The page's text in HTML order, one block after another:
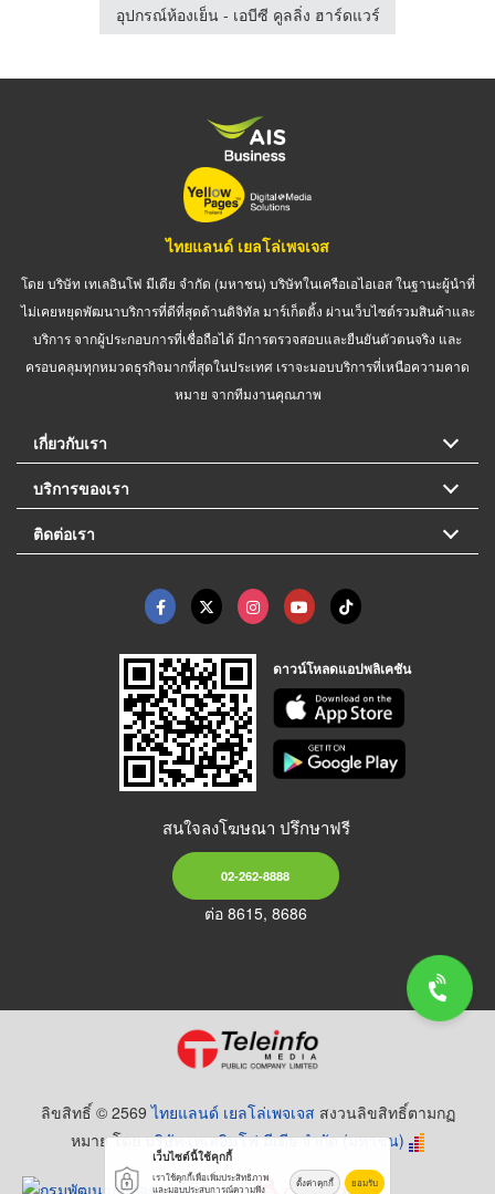
อุปกรณ์ห้องเย็น - เอบีซี คูลลิ่ง ฮาร์ดแวร์
ไทยแลนด์ เยลโล่เพจเจส
โดย บริษัท เทเลอินโฟ มีเดีย จำกัด (มหาชน) บริษัทในเครือเอไอเอส ในฐานะผู้นำที่
ไม่เคยหยุดพัฒนาบริการที่ดีที่สุดด้านดิจิทัล มาร์เก็ตติ้ง ผ่านเว็บไซต์รวมสินค้าและ
บริการ จากผู้ประกอบการที่เชื่อถือได้ มีการตรวจสอบและยืนยันตัวตนจริง และ
ครอบคลุมทุกหมวดธุรกิจมากที่สุดในประเทศ เราจะมอบบริการที่เหนือความคาด
หมาย จากทีมงานคุณภาพ
เกี่ยวกับเรา
บริการของเรา
ติดต่อเรา
ดาวน์โหลดแอปพลิเคชัน
สนใจลงโฆษณา ปรึกษาฟรี
02-262-8888
ต่อ 8615, 8686
ลิขสิทธิ์ © 2569ไทยแลนด์ เยลโล่เพจเจส สงวนลิขสิทธิ์ตามกฏ
หมาย โดยบริษัท เทเลอินโฟ มีเดีย จำกัด (มหาชน)
เว็บไซต์นี้ใช้คุกกี้
เราใช้คุกกี้เพื่อเพิ่มประสิทธิภาพ
และมอบประสบการณ์ความพึง
ตั้งค่าคุกกี้ ยอมรับ